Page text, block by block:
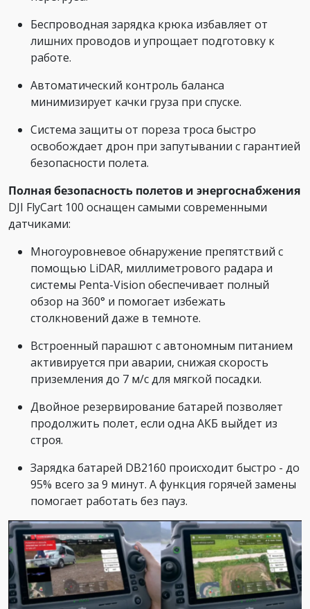
Беспроводная зарядка крюка избавляет от
лишних проводов и упрощает подготовку к
работе.
Автоматический контроль баланса
минимизирует качки груза при спуске.
Система защиты от пореза троса быстро
освобождает дрон при запутывании с гарантией
безопасности полета.
Полная безопасность полетов и энергоснабжения
DJI FlyCart 100 оснащен самыми современными
датчиками:
Многоуровневое обнаружение препятствий с
помощью LiDAR, миллиметрового радара и
системы Penta-Vision обеспечивает полный
обзор на 360° и помогает избежать
столкновений даже в темноте.
Встроенный парашют с автономным питанием
активируется при аварии, снижая скорость
приземления до 7 м/с для мягкой посадки.
Двойное резервирование батарей позволяет
продолжить полет, если одна АКБ выйдет из
строя.
Зарядка батарей DB2160 происходит быстро - до
95% всего за 9 минут. А функция горячей замены
помогает работать без пауз.